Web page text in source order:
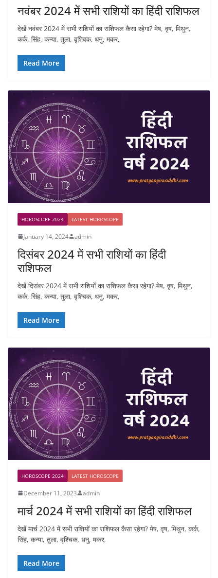
नवंबर 2024 में सभी राशियों का हिंदी राशिफल
देखें नवंबर 2024 में सभी राशियों का राशिफल कैसा रहेगा? मेष, वृष, मिथुन,
कर्क, सिंह, कन्या, तुला, वृश्चिक, धनु, मकर,
Read More
HOROSCOPE 2024 LATEST HOROSCOPE
January 14, 2024 admin
दिसंबर 2024 में सभी राशियों का हिंदी
राशिफल
देखें दिसंबर 2024 में सभी राशियों का राशिफल कैसा रहेगा? मेष, वृष, मिथुन,
कर्क, सिंह, कन्या, तुला, वृश्चिक, धनु, मकर,
Read More
HOROSCOPE 2024 LATEST HOROSCOPE
December 11, 2023 admin
मार्च 2024 में सभी राशियों का हिंदी राशिफल
देखें मार्च 2024 में सभी राशियों का राशिफल कैसा रहेगा? मेष, वृष, मिथुन, कर्क,
सिंह, कन्या, तुला, वृश्चिक, धनु, मकर,
Read More